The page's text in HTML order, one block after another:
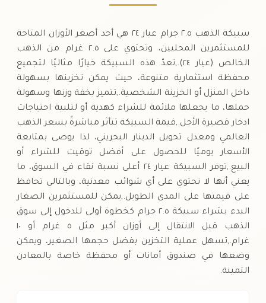
سبيكة الذهب ٢.٥ جرام عيار ٢٤ هي أحد أصغر الأوزان المتاحة
للمستثمرين المحليين، وتحتوي على ٢.٥ غرام من الذهب
الخالص (عيار ٢٤).,تعدّ هذه السبيكة خيارًا مثاليًا لتجميع
محفظة استثمارية متنوعة، حيث يمكن تخزينها بسهولة
داخل المنزل أو الخزينة الشخصية.,تتميز بخفة وزنها وسهولة
حملها، ما يجعلها ملائمة للشراء كهدية أو لتلبية احتياجات
ادخار قصيرة الأجل.,قيمة السبيكة تتأثر مباشرةً بسعر الذهب
العالمي ومعدل تحويل الدينار البحريني، لذا يوصى بمتابعة
الأسعار يوميًا للحصول على أفضل توقيت للشراء أو
البيع.,توفر السبيكة عيار ٢٤ أعلى نسبة نقاء في السوق، ما
يعني أنها لا تحتوي على أي شوائب معدنية، وبالتالي تحافظ
على قيمتها على المدى الطويل.,يمكن للمستثمرين الصغار
البدء بشراء سبيكة ٢.٥ جرام كخطوة أولى للدخول إلى سوق
الذهب قبل الانتقال إلى أوزان أكبر مثل ٥ غرام أو ١٠
غرام.,تسهل عملية التخزين بفضل حجمها الصغير، ويمكن
وضعها في صندوق أمانات أو محفظة خاصة بالمعادن
الثمينة.